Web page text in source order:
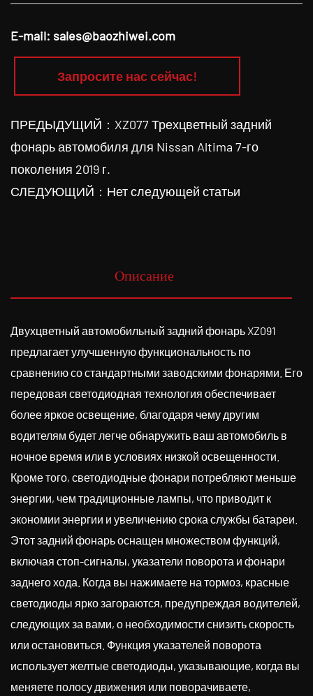
E-mail: sales@baozhiwei.com
Запросите нас сейчас!
ПРЕДЫДУЩИЙ：XZ077 Трехцветный задний
фонарь автомобиля для Nissan Altima 7-го
поколения 2019 г.
СЛЕДУЮЩИЙ：Нет следующей статьи
Описание
Двухцветный автомобильный задний фонарь XZ091
предлагает улучшенную функциональность по
сравнению со стандартными заводскими фонарями. Его
передовая светодиодная технология обеспечивает
более яркое освещение, благодаря чему другим
водителям будет легче обнаружить ваш автомобиль в
ночное время или в условиях низкой освещенности.
Кроме того, светодиодные фонари потребляют меньше
энергии, чем традиционные лампы, что приводит к
экономии энергии и увеличению срока службы батареи.
Этот задний фонарь оснащен множеством функций,
включая стоп-сигналы, указатели поворота и фонари
заднего хода. Когда вы нажимаете на тормоз, красные
светодиоды ярко загораются, предупреждая водителей,
следующих за вами, о необходимости снизить скорость
или остановиться. Функция указателей поворота
использует желтые светодиоды, указывающие, когда вы
меняете полосу движения или поворачиваете,